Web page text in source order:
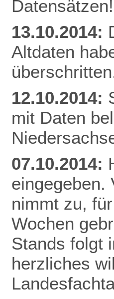
13.10.2014:
Altdaten
12.10.2014:
mit Daten
07.10.2014:
eingegeben.
nimmt zu,
Wochen
Stands folgt
herzliches